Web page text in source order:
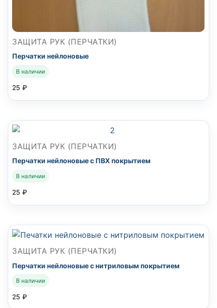
ЗАЩИТА РУК (ПЕРЧАТКИ)
Перчатки нейлоновые
В наличии
25 ₽
ЗАЩИТА РУК (ПЕРЧАТКИ)
Перчатки нейлоновые с ПВХ покрытием
В наличии
25 ₽
ЗАЩИТА РУК (ПЕРЧАТКИ)
Перчатки нейлоновые с нитриловым покрытием
В наличии
25 ₽